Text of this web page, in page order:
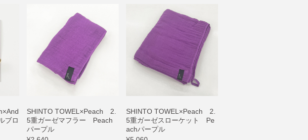
ブロ
SHINTO TOWEL×Peach 2.
5重ガーゼマフラー Peach
パープル
SHINTO TOWEL×Peach 2.
5重ガーゼスローケット Pe
achパープル